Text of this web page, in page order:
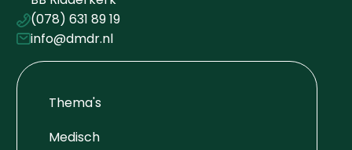
(078) 631 89 19
info@dmdr.nl
Thema's
Medisch